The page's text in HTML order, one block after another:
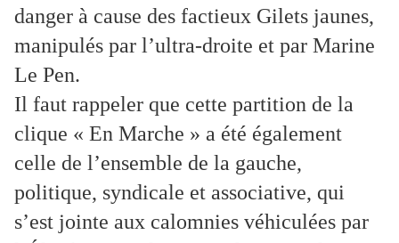
danger à cause des factieux Gilets jaunes,
manipulés par l’ultra-droite et par Marine
Le Pen.
Il faut rappeler que cette partition de la
clique « En Marche » a été également
celle de l’ensemble de la gauche,
politique, syndicale et associative, qui
s’est jointe aux calomnies véhiculées par